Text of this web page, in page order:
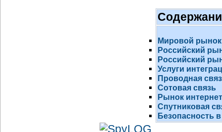
Мировой рынок
Российский
Российский
Услуги
Проводная
Сотовая связь
Рынок
Спутниковая
Безопасность